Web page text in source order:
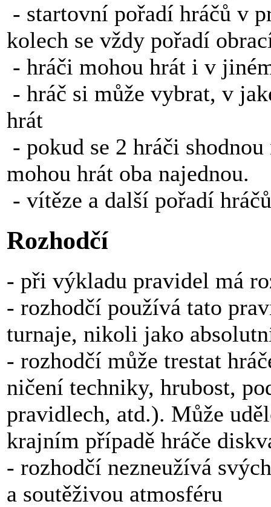
- startovní pořadí hráčů v
kolech se vždy pořadí
- hráči mohou hrát i v
- hráč si může vybrat, v
hrát
- pokud se 2 hráči
mohou hrát oba najednou.
- vítěze a další pořadí
Rozhodčí
- při výkladu pravidel má
- rozhodčí používá tato
turnaje, nikoli jako
- rozhodčí může trestat
ničení techniky, hrubost,
pravidlech, atd.). Může
krajním případě hráče
- rozhodčí nezneužívá
a soutěživou atmosféru